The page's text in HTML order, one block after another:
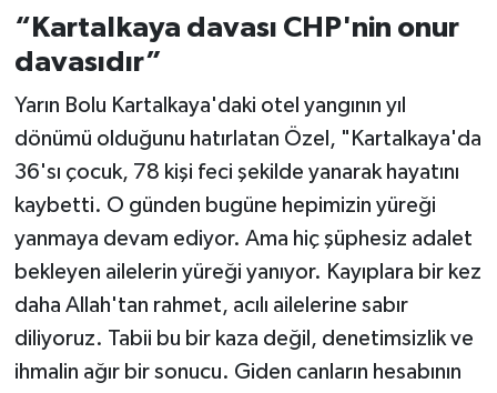
“Kartalkaya davası CHP'nin onur
davasıdır”
Yarın Bolu Kartalkaya'daki otel yangının yıl
dönümü olduğunu hatırlatan Özel, "Kartalkaya'da
36'sı çocuk, 78 kişi feci şekilde yanarak hayatını
kaybetti. O günden bugüne hepimizin yüreği
yanmaya devam ediyor. Ama hiç şüphesiz adalet
bekleyen ailelerin yüreği yanıyor. Kayıplara bir kez
daha Allah'tan rahmet, acılı ailelerine sabır
diliyoruz. Tabii bu bir kaza değil, denetimsizlik ve
ihmalin ağır bir sonucu. Giden canların hesabının